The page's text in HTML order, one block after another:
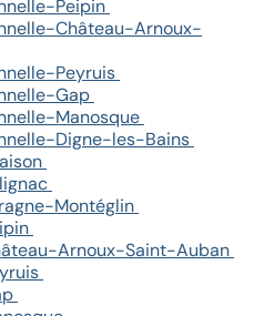
Peipin
Château-Arnoux-
Peyruis
Gap
Manosque
Digne-les-Bains
Montéglin
Arnoux-Saint-Auban